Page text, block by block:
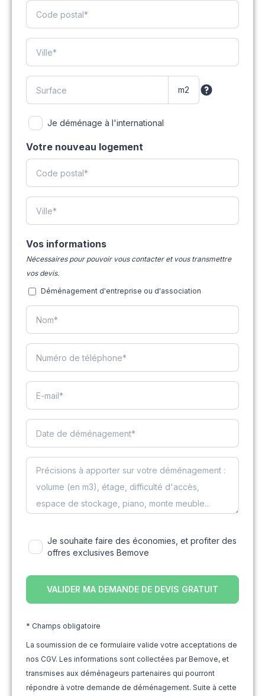
Je déménage à l'international
Votre nouveau logement
Vos informations
Nécessaires pour pouvoir vous contacter et vous transmettre
vos devis.
Déménagement d'entreprise ou d'association
Je souhaite faire des économies, et profiter des
offres exclusives Bemove
* Champs obligatoire
La soumission de ce formulaire valide votre acceptations de
nos CGV. Les informations sont collectées par Bemove, et
transmises aux déménageurs partenaires qui pourront
répondre à votre demande de déménagement. Suite à cette